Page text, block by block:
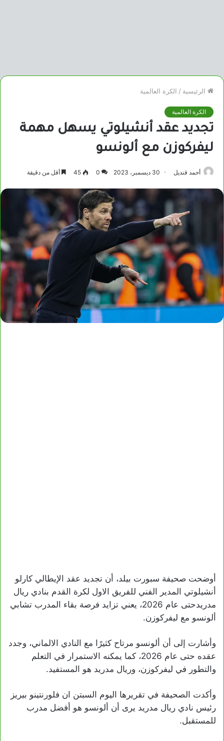
الرئيسية / الكرة العالمية
الكرة العالمية
تجديد عقد أنشيلوتي يسهل مهمة
ليفركوزن مع ألونسو
أحمد قنديل 30 ديسمبر، 2023 0
45 أقل من دقيقة
أوضحت صحيفة سبورت بيلد، أن تجديد عقد الإيطالي كارلو
أنشيلوتي المدير الفني للفريق الاول لكرة القدم بنادي ريال
مدريدحتى عام 2026، يعني تزايد فرصة بقاء المدرب تشابي
ألونسو مع ليفركوزن.
وأشارت إلى أن ألونسو مرتاح كثيرًا مع النادي الالماني، وجدد
عقده حتى عام 2026، كما يمكنه الاستمرار في التعلم
والتطور في ليفركوزن، وريال مدريد هو المستفيد.
وأكدت الصحيفة في تقريرها اليوم السبتن ان فلورنتينو بيريز
رئيس نادي ريال مدريد يرى أن ألونسو هو أفضل مدرب
للمستقبل.